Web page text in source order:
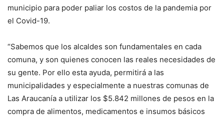
municipio para poder paliar los costos de la pandemia por
el Covid-19.
“Sabemos que los alcaldes son fundamentales en cada
comuna, y son quienes conocen las reales necesidades de
su gente. Por ello esta ayuda, permitirá a las
municipalidades y especialmente a nuestras comunas de
Las Araucanía a utilizar los $5.842 millones de pesos en la
compra de alimentos, medicamentos e insumos básicos